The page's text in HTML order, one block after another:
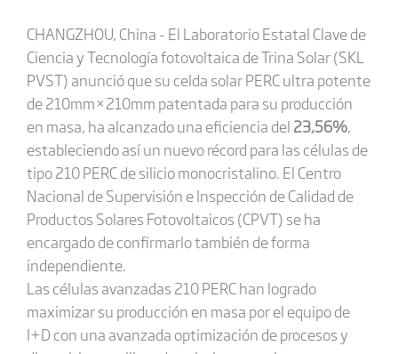
CHANGZHOU, China - El Laboratorio Estatal Clave de
Ciencia y Tecnología fotovoltaica de Trina Solar (SKL
PVST) anunció que su celda solar PERC ultra potente
de 210mm×210mm patentada para su producción
en masa, ha alcanzado una eficiencia del 23,56%,
estableciendo así un nuevo récord para las células de
tipo 210 PERC de silicio monocristalino. El Centro
Nacional de Supervisión e Inspección de Calidad de
Productos Solares Fotovoltaicos (CPVT) se ha
encargado de confirmarlo también de forma
independiente.
Las células avanzadas 210 PERC han logrado
maximizar su producción en masa por el equipo de
I+D con una avanzada optimización de procesos y